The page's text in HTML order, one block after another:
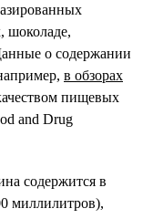
шоколаде,
о содержании
в обзорах
пищевых
and Drug
содержится в
миллилитров),